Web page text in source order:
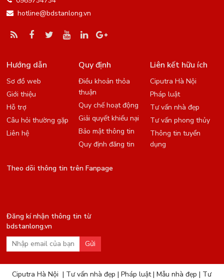
hotline@bdstanlong.vn
Hướng dẫn
Sơ đồ web
Giới thiệu
Hỗ trợ
Câu hỏi thường gặp
Liên hệ
Quy định
Điều khoản thỏa
thuận
Quy chế hoạt động
Giải quyết khiếu nại
Bảo mật thông tin
Quy định đăng tin
Liên kết hữu ích
Ciputra Hà Nội
Pháp luật
Tư vấn nhà đẹp
Tư vấn phong thủy
Thông tin tuyển
dụng
Theo dõi thông tin trên Fanpage
Đăng kí nhận thông tin từ
bdstanlong.vn
Gửi
Ciputra Hà Nội | Tư vấn nhà đẹp |Pháp luật|Mẫu nhà đẹp | Tư